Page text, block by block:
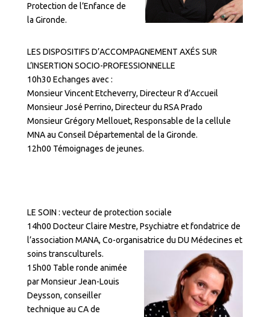
Protection de l’Enfance de
la Gironde.
LES DISPOSITIFS D’ACCOMPAGNEMENT AXÉS SUR
L’INSERTION SOCIO-PROFESSIONNELLE
10h30 Echanges avec :
Monsieur Vincent Etcheverry, Directeur R d’Accueil
Monsieur José Perrino, Directeur du RSA Prado
Monsieur Grégory Mellouet, Responsable de la cellule
MNA au Conseil Départemental de la Gironde.
12h00 Témoignages de jeunes.
LE SOIN : vecteur de protection sociale
14h00 Docteur Claire Mestre, Psychiatre et fondatrice de
l’association MANA, Co-organisatrice du DU Médecines et
soins transculturels.
15h00 Table ronde animée
par Monsieur Jean-Louis
Deysson, conseiller
technique au CA de